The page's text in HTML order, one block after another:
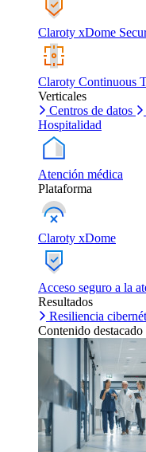
Claroty xDome
Claroty Continuous
Verticales
Centros de datos
Hospitalidad
Atención médica
Plataforma
Claroty xDome
Acceso seguro a la
Resultados
Resiliencia
Contenido destacado